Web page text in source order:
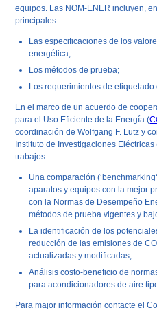
equipos. Las NOM-ENER incluyen,
principales:
Las especificaciones de los
energética;
Los métodos de prueba;
Los requerimientos de
En el marco de un acuerdo de
para el Uso Eficiente de la Energía (
coordinación de Wolfgang F. Lutz y
Instituto de Investigaciones Eléctricas
trabajos:
Una comparación (‘benchmarking
aparatos y equipos con la mejor
con la Normas de Desempeño
métodos de prueba vigentes y
La identificación de los
reducción de las emisiones de CO
actualizadas y modificadas;
Análisis costo-beneficio de
para acondicionadores de aire
Para major información contacte el